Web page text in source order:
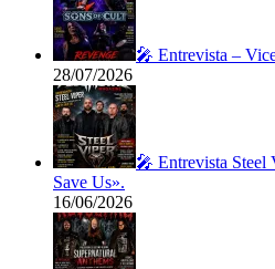
🎤 Entrevista –
28/07/2026
🎤 Entrevista Steel
Save Us».
16/06/2026